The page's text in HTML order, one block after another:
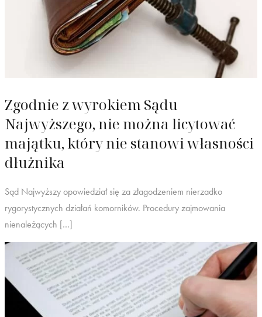
Zgodnie z wyrokiem Sądu
Najwyższego, nie można licytować
majątku, który nie stanowi własności
dłużnika
Sąd Najwyższy opowiedział się za złagodzeniem nierzadko
rygorystycznych działań komorników. Procedury zajmowania
nienależących […]